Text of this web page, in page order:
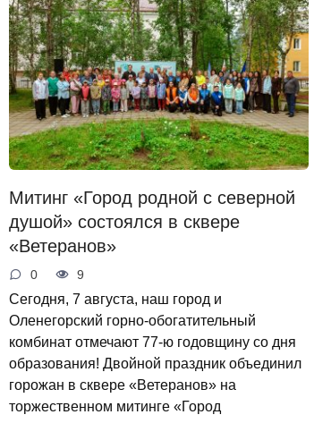
Митинг «Город родной с северной
душой» состоялся в сквере
«Ветеранов»
0 9
Сегодня, 7 августа, наш город и
Оленегорский горно‑обогатительный
комбинат отмечают 77‑ю годовщину со дня
образования! Двойной праздник объединил
горожан в сквере «Ветеранов» на
торжественном митинге «Город